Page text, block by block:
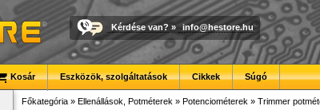
Kérdése van? » info@hestore.hu
Kosár Eszközök, szolgáltatások Cikkek Súgó
Főkategória » Ellenállások, Potméterek » Potenciométerek » Trimmer